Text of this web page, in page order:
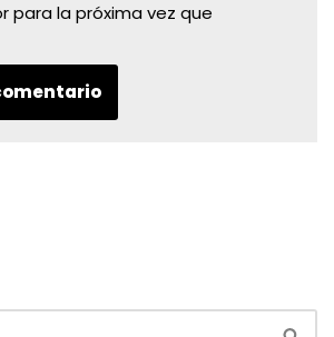
para la próxima vez que